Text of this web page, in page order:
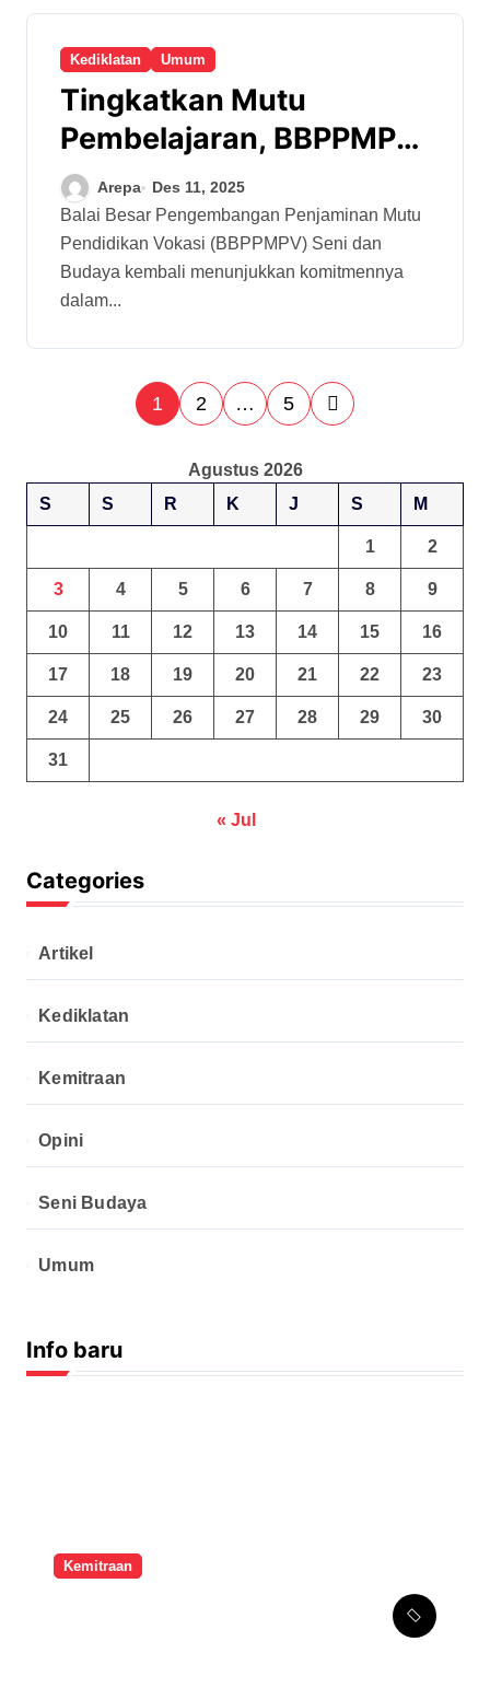
Kediklatan Umum
Tingkatkan Mutu
Pembelajaran, BBPPMPV
Seni dan Budaya Latih 34
Guru SMK DIY–Jateng
Arepa Des 11, 2025
Balai Besar Pengembangan Penjaminan Mutu
Pendidikan Vokasi (BBPPMPV) Seni dan
Budaya kembali menunjukkan komitmennya
dalam...
1 2 … 5
Agustus 2026
S
S R K J S M
1 2
3 4 5 6 7 8 9
10 11 12 13 14 15 16
17 18 19 20 21 22 23
24 25 26 27 28 29 30
31
« Jul
Categories
Artikel
Kediklatan
Kemitraan
Opini
Seni Budaya
Umum
Info baru
Kemitraan